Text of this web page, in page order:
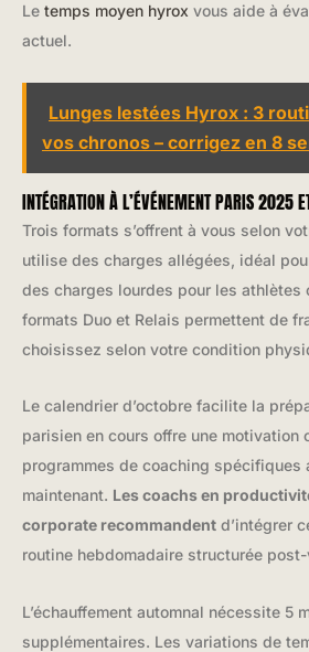
Le temps moyen hyrox vous aide à
actuel.
Lunges lestées Hyrox : 3
vos chronos – corrigez en 8
INTÉGRATION À L’ÉVÉNEMENT PARIS 2025
Trois formats s’offrent à vous selon
utilise des charges allégées, idéal
des charges lourdes pour les athlètes
formats Duo et Relais permettent de
choisissez selon votre condition
Le calendrier d’octobre facilite la
parisien en cours offre une motivation
programmes de coaching spécifiques
maintenant. Les coachs en
corporate recommandent d’intégrer
routine hebdomadaire structurée
L’échauffement automnal nécessite 5
supplémentaires. Les variations de